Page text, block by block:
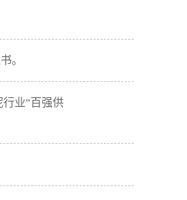
。
业“百强供